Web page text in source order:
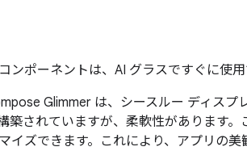
ンポーネントは、AI グラスですぐに使
Glimmer は、シースルー ディス
築されていますが、柔軟性があります
イズできます。これにより、アプリの